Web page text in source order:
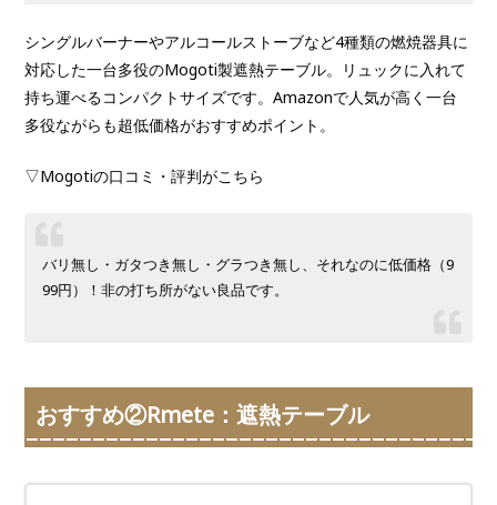
シングルバーナーやアルコールストーブなど4種類の燃焼器具に
対応した一台多役のMogoti製遮熱テーブル。リュックに入れて
持ち運べるコンパクトサイズです。Amazonで人気が高く一台
多役ながらも超低価格がおすすめポイント。
▽Mogotiの口コミ・評判がこちら
バリ無し・ガタつき無し・グラつき無し、それなのに低価格（9
99円）！非の打ち所がない良品です。
おすすめ②Rmete：遮熱テーブル